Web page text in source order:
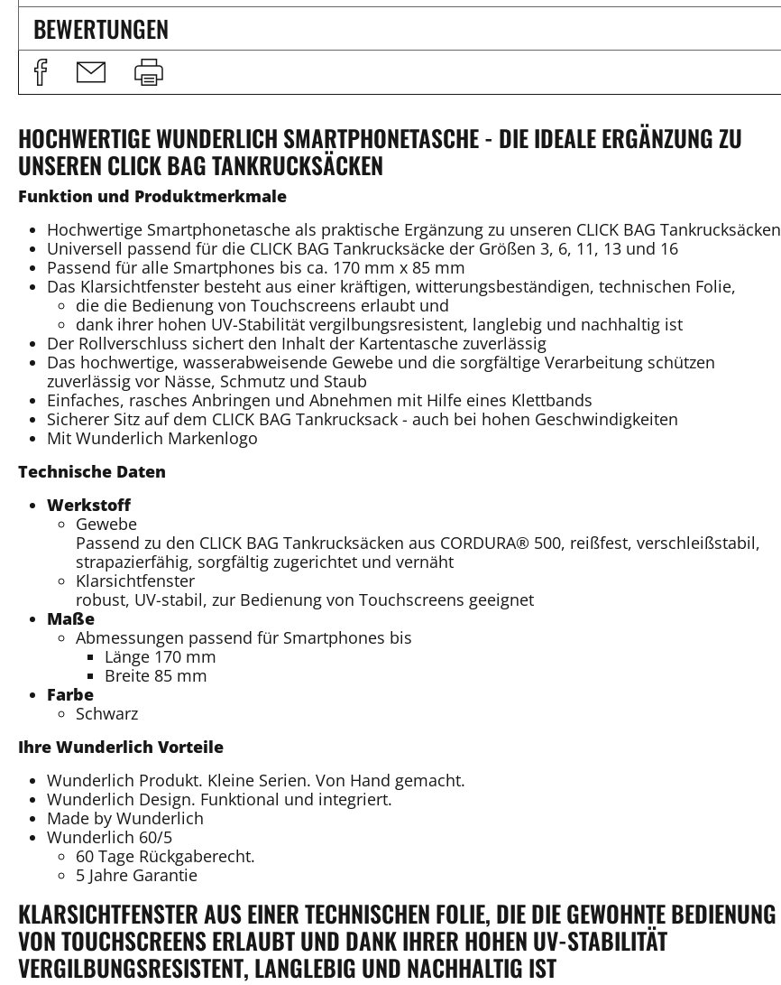
BEWERTUNGEN
HOCHWERTIGE WUNDERLICH SMARTPHONETASCHE - DIE IDEALE ERGÄNZUNG ZU
UNSEREN CLICK BAG TANKRUCKSÄCKEN
Funktion und Produktmerkmale
Hochwertige Smartphonetasche als praktische Ergänzung zu unseren CLICK BAG Tankrucksäcken
Universell passend für die CLICK BAG Tankrucksäcke der Größen 3, 6, 11, 13 und 16
Passend für alle Smartphones bis ca. 170 mm x 85 mm
Das Klarsichtfenster besteht aus einer kräftigen, witterungsbeständigen, technischen Folie,
die die Bedienung von Touchscreens erlaubt und
dank ihrer hohen UV-Stabilität vergilbungsresistent, langlebig und nachhaltig ist
Der Rollverschluss sichert den Inhalt der Kartentasche zuverlässig
Das hochwertige, wasserabweisende Gewebe und die sorgfältige Verarbeitung schützen
zuverlässig vor Nässe, Schmutz und Staub
Einfaches, rasches Anbringen und Abnehmen mit Hilfe eines Klettbands
Sicherer Sitz auf dem CLICK BAG Tankrucksack - auch bei hohen Geschwindigkeiten
Mit Wunderlich Markenlogo
Technische Daten
Werkstoff
Gewebe
Passend zu den CLICK BAG Tankrucksäcken aus CORDURA® 500, reißfest, verschleißstabil,
strapazierfähig, sorgfältig zugerichtet und vernäht
Klarsichtfenster
robust, UV-stabil, zur Bedienung von Touchscreens geeignet
Maße
Abmessungen passend für Smartphones bis
Länge 170 mm
Breite 85 mm
Farbe
Schwarz
Ihre Wunderlich Vorteile
Wunderlich Produkt. Kleine Serien. Von Hand gemacht.
Wunderlich Design. Funktional und integriert.
Made by Wunderlich
Wunderlich 60/5
60 Tage Rückgaberecht.
5 Jahre Garantie
KLARSICHTFENSTER AUS EINER TECHNISCHEN FOLIE, DIE DIE GEWOHNTE BEDIENUNG
VON TOUCHSCREENS ERLAUBT UND DANK IHRER HOHEN UV-STABILITÄT
VERGILBUNGSRESISTENT, LANGLEBIG UND NACHHALTIG IST